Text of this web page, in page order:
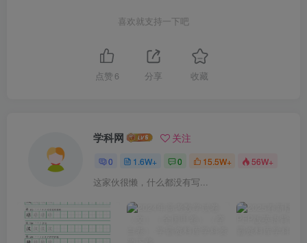
喜欢就支持一下吧
点赞 6 分享 收藏
学科网 关注
0 1.6W+ 0 15.5W+ 56W+
这家伙很懒，什么都没有写...